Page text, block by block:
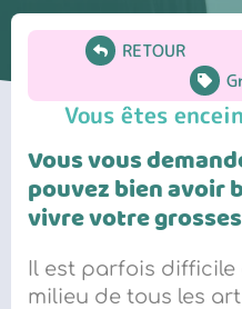
RETOUR
Vous êtes
Vous vous
pouvez bien avoir
vivre votre
Il est parfois difficile
milieu de tous les